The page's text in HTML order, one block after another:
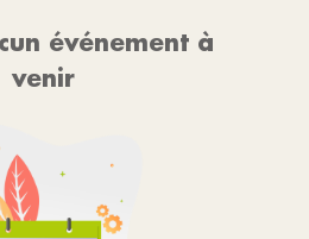
événement à
venir